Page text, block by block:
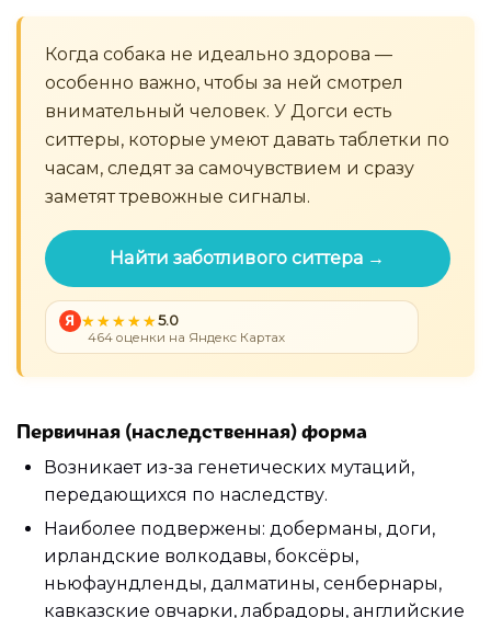
Когда собака не идеально здорова —
особенно важно, чтобы за ней смотрел
внимательный человек. У Догси есть
ситтеры, которые умеют давать таблетки по
часам, следят за самочувствием и сразу
заметят тревожные сигналы.
Найти заботливого ситтера →
Я 5.0
464 оценки на Яндекс Картах
Первичная (наследственная) форма
Возникает из-за генетических мутаций,
передающихся по наследству.
Наиболее подвержены: доберманы, доги,
ирландские волкодавы, боксёры,
ньюфаундленды, далматины, сенбернары,
кавказские овчарки, лабрадоры, английские